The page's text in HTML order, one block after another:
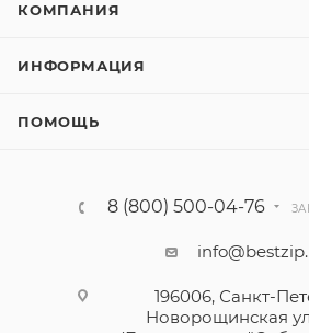
КОМПАНИЯ
ИНФОРМАЦИЯ
ПОМОЩЬ
8 (800) 500-04-76
196006, Санкт-
Новорощинская